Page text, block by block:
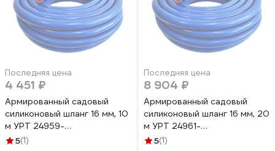
Последняя цена
4 451 ₽
Армированный садовый
силиконовый шланг 16 мм, 10
м УРТ 24959-
рукав*сил*арм*16мм*10м
5(1)
Последняя цена
8 904 ₽
Армированный садовый
силиконовый шланг 16 мм, 20
м УРТ 24961-
рукав*сил*арм*16мм*20м
5(1)